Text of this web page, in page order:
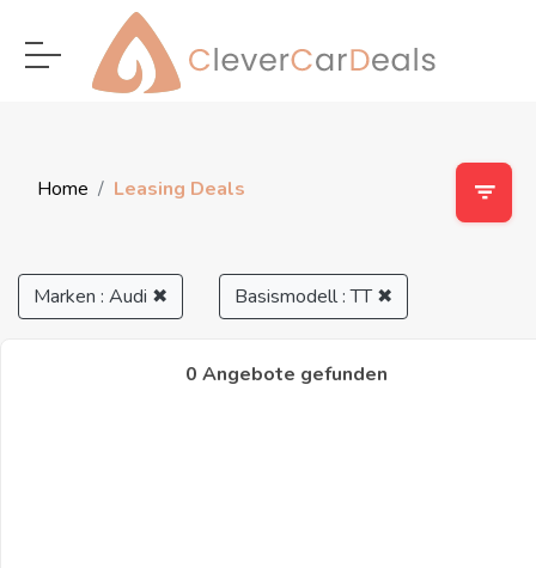
Home Leasing Deals
Marken : Audi ✖ Basismodell : TT✖
0 Angebote gefunden